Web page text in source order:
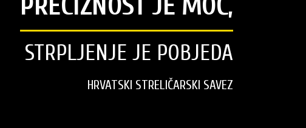
STRPLJENJE JE POBJEDA
HRVATSKI STRELIČARSKI SAVEZ